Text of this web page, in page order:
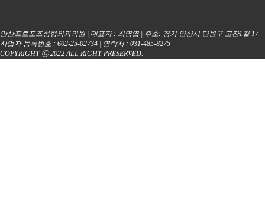
안산프로포즈성형외과의원 | 대표자 : 최명엽 | 주소: 경기 안산시 단원구 고잔1길 17
사업자 등록번호 : 602-25-02734 | 연락처 : 031-485-8275
COPYRIGHT ⓒ 2022 ALL RIGHT PRESERVED.